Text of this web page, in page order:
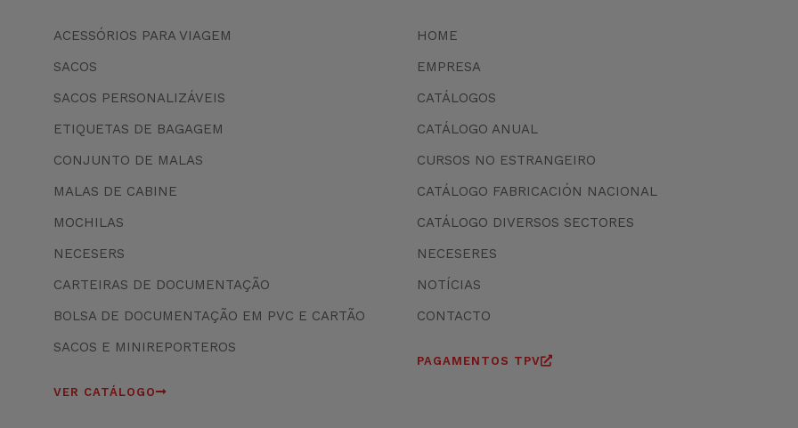
ACESSÓRIOS PARA VIAGEM
SACOS
SACOS PERSONALIZÁVEIS
ETIQUETAS DE BAGAGEM
CONJUNTO DE MALAS
MALAS DE CABINE
MOCHILAS
NECESERS
CARTEIRAS DE DOCUMENTAÇÃO
BOLSA DE DOCUMENTAÇÃO EM PVC E CARTÃO
SACOS E MINIREPORTEROS
VER CATÁLOGO
HOME
EMPRESA
CATÁLOGOS
CATÁLOGO ANUAL
CURSOS NO ESTRANGEIRO
CATÁLOGO FABRICACIÓN NACIONAL
CATÁLOGO DIVERSOS SECTORES
NECESERES
NOTÍCIAS
CONTACTO
PAGAMENTOS TPV